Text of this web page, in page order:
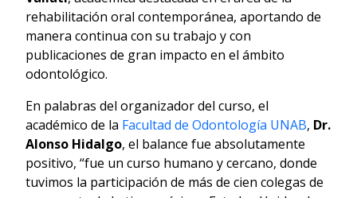
rehabilitación oral contemporánea, aportando de
manera continua con su trabajo y con
publicaciones de gran impacto en el ámbito
odontológico.
En palabras del organizador del curso, el
académico de la Facultad de Odontología UNAB, Dr.
Alonso Hidalgo, el balance fue absolutamente
positivo, “fue un curso humano y cercano, donde
tuvimos la participación de más de cien colegas de